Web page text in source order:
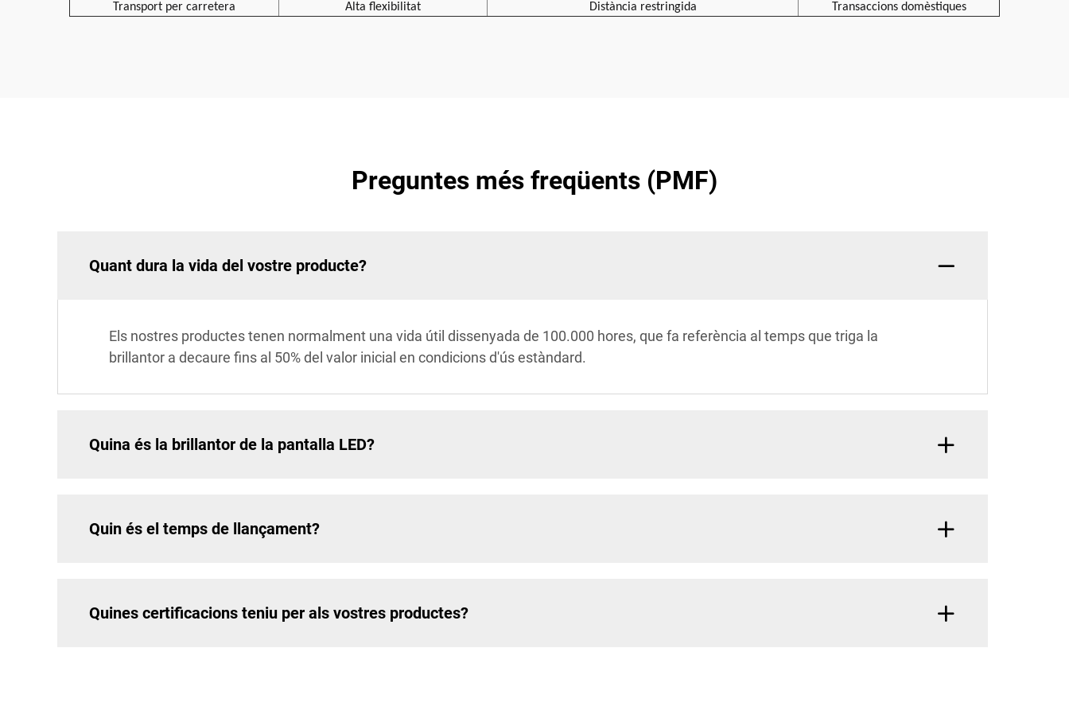
Transport per carretera Alta flexibilitat Distància restringida Transaccions domèstiques
Preguntes més freqüents (PMF)
Quant dura la vida del vostre producte?
Els nostres productes tenen normalment una vida útil dissenyada de 100.000 hores, que fa referència al temps que triga la
brillantor a decaure fins al 50% del valor inicial en condicions d'ús estàndard.
Quina és la brillantor de la pantalla LED?
Quin és el temps de llançament?
Quines certificacions teniu per als vostres productes?